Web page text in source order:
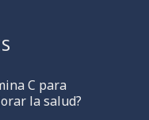
C para
la salud?